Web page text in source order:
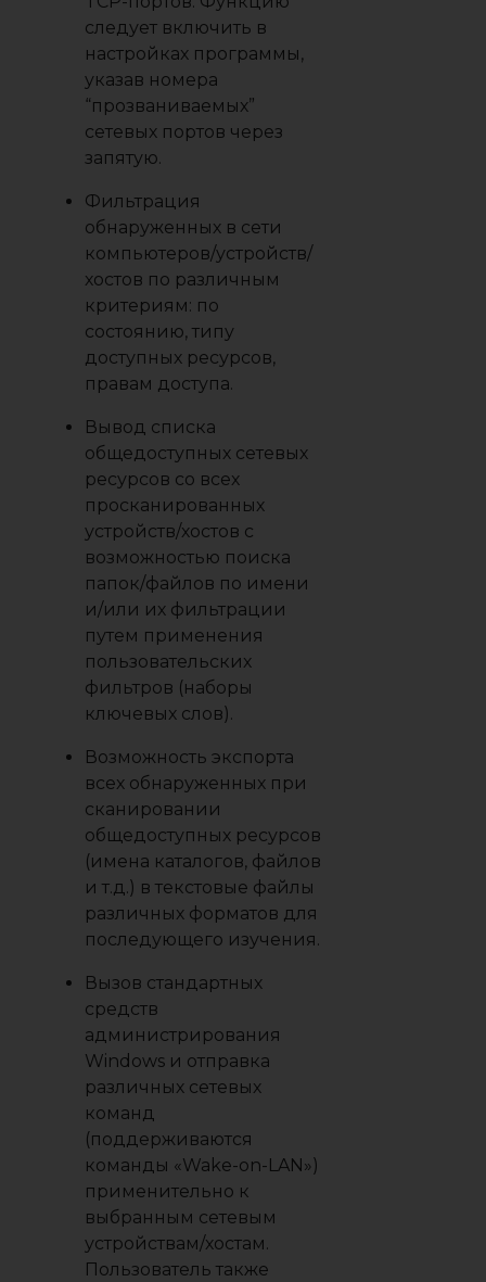
следует включить в
настройках программы,
указав номера
“прозваниваемых”
сетевых портов через
запятую.
Фильтрация
обнаруженных в сети
компьютеров/устройств/
хостов по различным
критериям: по
состоянию, типу
доступных ресурсов,
правам доступа.
Вывод списка
общедоступных сетевых
ресурсов со всех
просканированных
устройств/хостов с
возможностью поиска
папок/файлов по имени
и/или их фильтрации
путем применения
пользовательских
фильтров (наборы
ключевых слов).
Возможность экспорта
всех обнаруженных при
сканировании
общедоступных ресурсов
(имена каталогов, файлов
и т.д.) в текстовые файлы
различных форматов для
последующего изучения.
Вызов стандартных
средств
администрирования
Windows и отправка
различных сетевых
команд
(поддерживаются
команды «Wake-on-LAN»)
применительно к
выбранным сетевым
устройствам/хостам.
Пользователь также